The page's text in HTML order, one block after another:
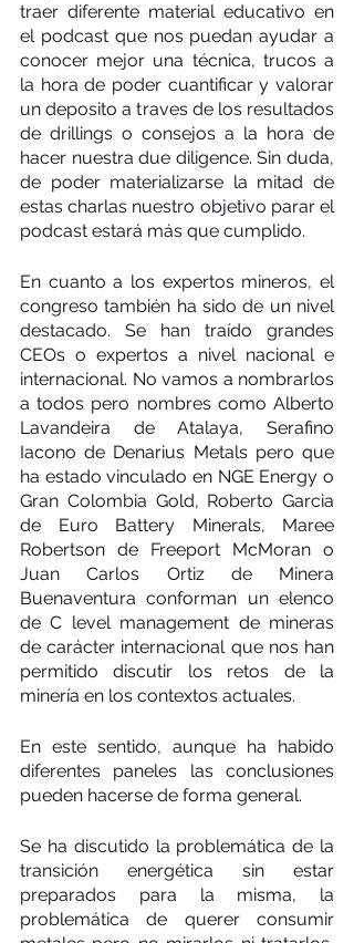
traer diferente material educativo en
el podcast que nos puedan ayudar a
conocer mejor una técnica, trucos a
la hora de poder cuantificar y valorar
un deposito a traves de los resultados
de drillings o consejos a la hora de
hacer nuestra due diligence. Sin duda,
de poder materializarse la mitad de
estas charlas nuestro objetivo parar el
podcast estará más que cumplido.
En cuanto a los expertos mineros, el
congreso también ha sido de un nivel
destacado. Se han traído grandes
CEOs o expertos a nivel nacional e
internacional. No vamos a nombrarlos
a todos pero nombres como Alberto
Lavandeira de Atalaya, Serafino
Iacono de Denarius Metals pero que
ha estado vinculado en NGE Energy o
Gran Colombia Gold, Roberto Garcia
de Euro Battery Minerals, Maree
Robertson de Freeport McMoran o
Juan Carlos Ortiz de Minera
Buenaventura conforman un elenco
de C level management de mineras
de carácter internacional que nos han
permitido discutir los retos de la
minería en los contextos actuales.
En este sentido, aunque ha habido
diferentes paneles las conclusiones
pueden hacerse de forma general.
Se ha discutido la problemática de la
transición energética sin estar
preparados para la misma, la
problemática de querer consumir